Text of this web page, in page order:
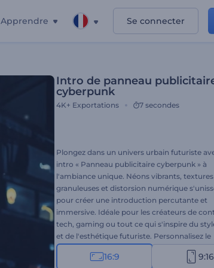
Apprendre Se connecter
Intro de panneau
cyberpunk
4K+ Exportations 7 secondes
Plongez dans un univers urbain futuriste
intro « Panneau publicitaire cyberpunk » à
l'ambiance unique. Néons vibrants, textures
granuleuses et distorsion numérique
pour créer une introduction percutante et
immersive. Idéale pour les créateurs de
tech, gaming ou tout ce qui s'inspire du
et de l'esthétique futuriste. Personnalisez le
panneau avec votre logo et votre texte, et
le à une bande-son dynamique pour un
16:9 9:16